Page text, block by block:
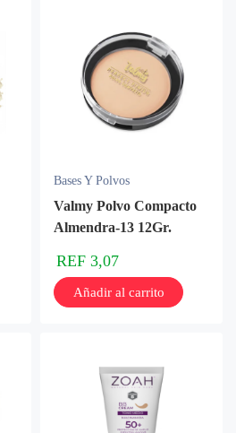
Bases Y Polvos
Valmy Polvo Compacto
Almendra-13 12Gr.
REF 3,07
Añadir al carrito